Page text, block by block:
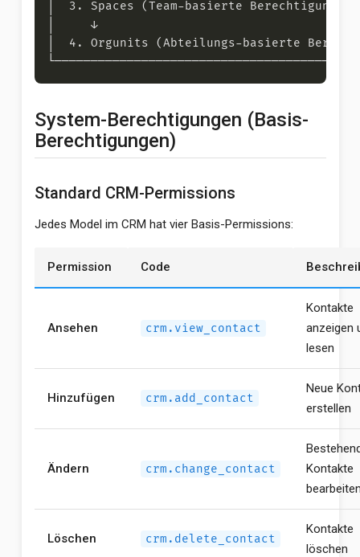
System-Berechtigungen (Basis-
Berechtigungen)
Standard CRM-Permissions
Jedes Model im CRM hat vier Basis-Permissions:
Permission Code
Ansehen crm.view_contact
Kontakte
anzeigen
lesen
Hinzufügen crm.add_contact
Neue
erstellen
Ändern crm.change_contact
Kontakte
Löschen crm.delete_contact
Kontakte
löschen